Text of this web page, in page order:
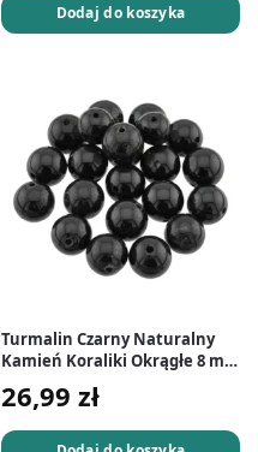
Dodaj do koszyka
Turmalin Czarny Naturalny
Kamień Koraliki Okrągłe 8 mm
26,99 zł